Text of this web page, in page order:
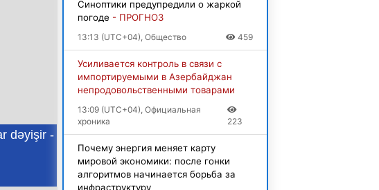
Синоптики предупредили о жаркой
погоде - ПРОГНОЗ
13:13 (UTC+04), Общество 459
Усиливается контроль в связи с
импортируемыми в Азербайджан
непродовольственными товарами
13:09 (UTC+04), Официальная
хроника
223
Почему энергия меняет карту
мировой экономики: после гонки
алгоритмов начинается борьба за
инфраструктуру